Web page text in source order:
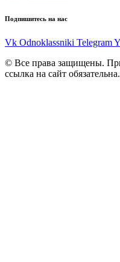
Подпишитесь на нас
Vk Odnoklassniki Telegram
© Все права защищены.
ссылка на сайт